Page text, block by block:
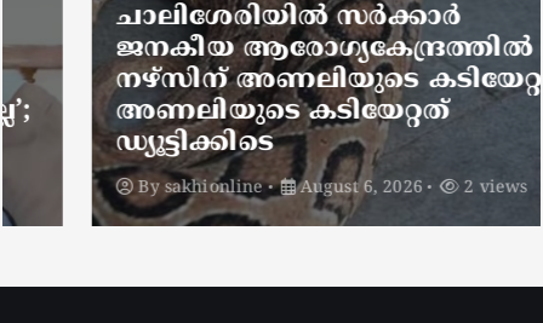
ചാലിശേരിയില്‍ സര്‍ക്കാര്‍
ജനകീയ ആരോഗ്യകേന്ദ്രത്തില്‍
നഴ്സിന് അണലിയുടെ കടിയേറ്റു;
അണലിയുടെ കടിയേറ്റത്
ഡ്യൂട്ടിക്കിടെ
sakhionline August 6, 2026 2 views